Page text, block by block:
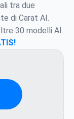
tra due
di Carat AI.
30 modelli AI.